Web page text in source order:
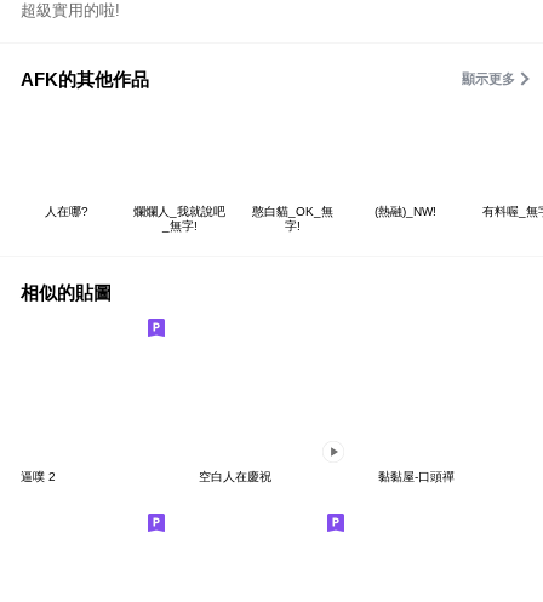
超級實用的啦!
AFK的其他作品 顯示更多
人在哪?
爛爛人_我就說吧
_無字!
憨白貓_OK_無
字!
(熱融)_NW! 有料喔_無
相似的貼圖
逼噗 2 空白人在慶祝 黏黏屋-口頭禪